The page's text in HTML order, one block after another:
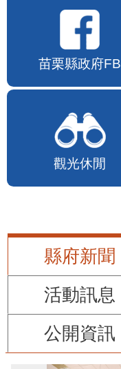
苗栗縣政府FB
觀光休閒
縣府新聞
活動訊息
公開資訊